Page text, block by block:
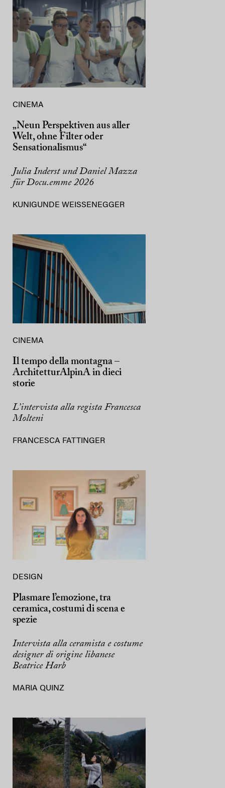
CINEMA
„Neun Perspektiven aus aller
Welt, ohne Filter oder
Sensationalismus“
Julia Inderst und Daniel Mazza
für Docu.emme 2026
KUNIGUNDE WEISSENEGGER
CINEMA
Il tempo della montagna –
ArchitetturAlpinA in dieci
storie
L’intervista alla regista Francesca
Molteni
FRANCESCA FATTINGER
DESIGN
Plasmare l’emozione, tra
ceramica, costumi di scena e
spezie
Intervista alla ceramista e costume
designer di origine libanese
Beatrice Harb
MARIA QUINZ